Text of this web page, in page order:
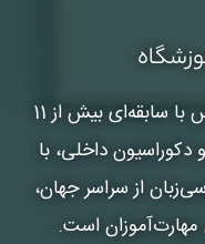
با سابقه‌ای بیش از 11
داخلی، با
از سراسر جهان،
است.